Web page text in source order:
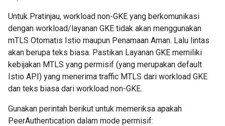
Untuk Pratinjau, workload non-GKE yang berkomunikasi
dengan workload/layanan GKE tidak akan menggunakan
mTLS Otomatis Istio maupun Penamaan Aman. Lalu lintas
akan berupa teks biasa. Pastikan Layanan GKE memiliki
kebijakan MTLS yang permisif (yang merupakan default
Istio API) yang menerima traffic MTLS dari workload GKE
dan teks biasa dari workload non-GKE.
Gunakan perintah berikut untuk memeriksa apakah
PeerAuthentication dalam mode permisif: